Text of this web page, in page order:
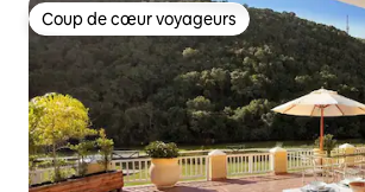
Coup de cœur voyageurs
Coup de cœur voyageurs